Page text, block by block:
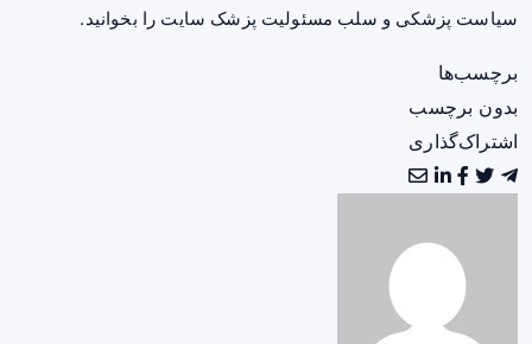
سیاست پزشکی و سلب مسئولیت پزشک سایت را بخوانید.
برچسب‌ها
بدون برچسب
اشتراک‌گذاری